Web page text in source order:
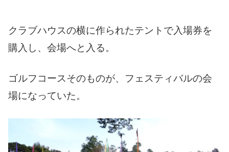
クラブハウスの横に作られたテントで入場券を
購入し、会場へと入る。
ゴルフコースそのものが、フェスティバルの会
場になっていた。